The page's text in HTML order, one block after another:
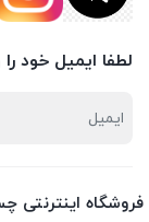
لطفا ایمیل خود را
فروشگاه اینترنتی